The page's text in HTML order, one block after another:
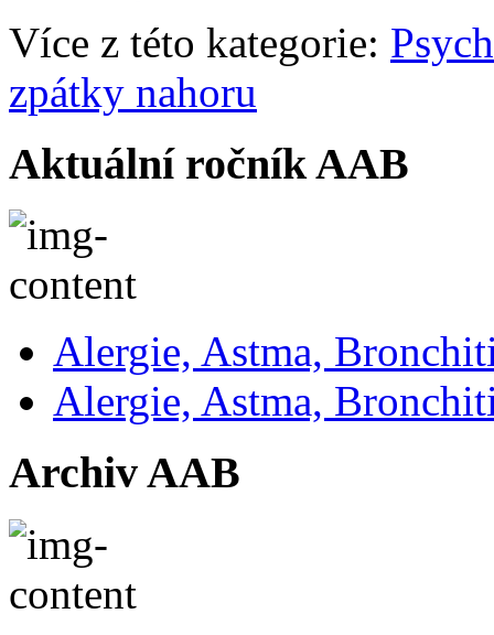
Více z této kategorie:
zpátky nahoru
Aktuální ročník AAB
Alergie, Astma,
Alergie, Astma,
Archiv AAB